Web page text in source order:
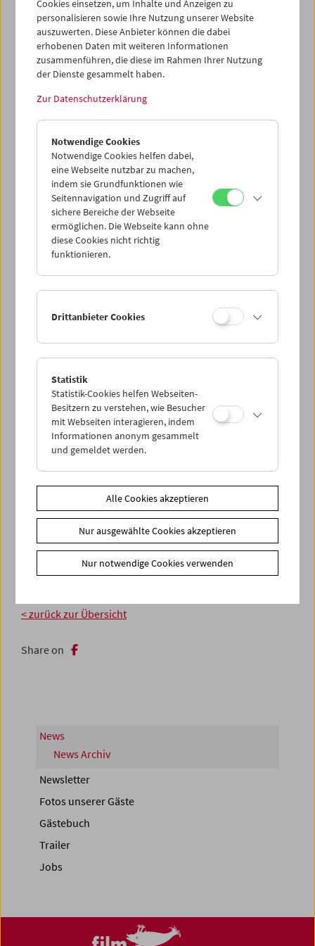
'Filmmuseum LAB' präsentiert sich als Zentrum, an dem
unterschiedliche Aspekte des audiovisuellen Erbes – analog
wie digital – zusammengeführt werden. Zentrales Anliegen
ist auch die Filmvermittlung für junge Menschen, der in
Zukunft ein noch größerer Stellenwert eingeräumt wird. Das
Kultureinrichtungen und Möglichkeiten zu Synergien ist der
Kulturcluster für die Wienerinnen und Wiener und Cineasten
aus aller Welt."
Petra Höfinger, Geschäftsführerin ART for ART:"Das
'Filmmuseum LAB' ist eine Weichenstellung in Richtung
eines Kulturclusters Arsenal. Schon in den vergangenen
Jahren wurde das Arsenal von Staatsoper, Bundestheater
und dem ImPulsTanz Festival kulturell bespielt. Mit dem
Filmmuseums fällt nun der Startschuss für eine
diversifizierte Nutzung dieses Areals. Das umfasst
Nutzer*innen aus dem Bereich Kulturerbe und
zeitgenössische Kunst, aber auch Gastronomie und
Locations für kulturelle Initiativen aller Art."
< zurück zur Übersicht
Share on
News
News Archiv
Newsletter
Fotos unserer Gäste
Gästebuch
Trailer
Jobs
Cookies einsetzen, um Inhalte und Anzeigen zu
personalisieren sowie Ihre Nutzung unserer Website
auszuwerten. Diese Anbieter können die dabei
erhobenen Daten mit weiteren Informationen
zusammenführen, die diese im Rahmen Ihrer Nutzung
der Dienste gesammelt haben.
Zur Datenschutzerklärung
Notwendige Cookies
Notwendige Cookies helfen dabei,
eine Webseite nutzbar zu machen,
indem sie Grundfunktionen wie
Seitennavigation und Zugriff auf
sichere Bereiche der Webseite
ermöglichen. Die Webseite kann ohne
diese Cookies nicht richtig
funktionieren.
Drittanbieter Cookies
Statistik
Statistik-Cookies helfen Webseiten-
Besitzern zu verstehen, wie Besucher
mit Webseiten interagieren, indem
Informationen anonym gesammelt
und gemeldet werden.
Alle Cookies akzeptieren
Nur ausgewählte Cookies akzeptieren
Nur notwendige Cookies verwenden